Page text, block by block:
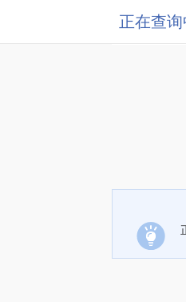
正在查询